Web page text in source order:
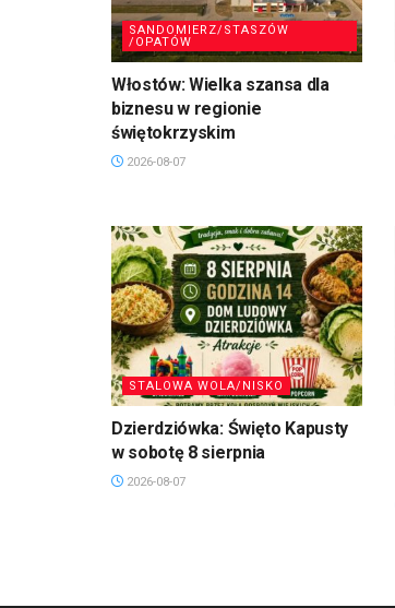
SANDOMIERZ/STASZÓW
/OPATÓW
Włostów: Wielka szansa dla
biznesu w regionie
świętokrzyskim
2026-08-07
STALOWA WOLA/NISKO
Dzierdziówka: Święto Kapusty
w sobotę 8 sierpnia
2026-08-07